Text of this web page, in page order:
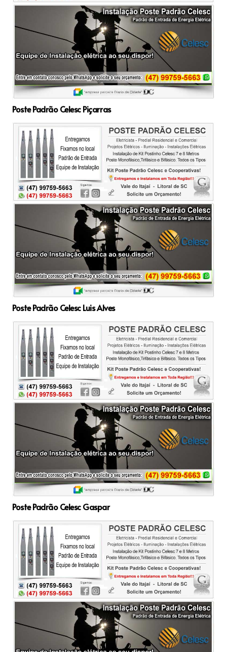
Poste Padrão Celesc Piçarras
Poste Padrão Celesc Luis Alves
Poste Padrão Celesc Gaspar